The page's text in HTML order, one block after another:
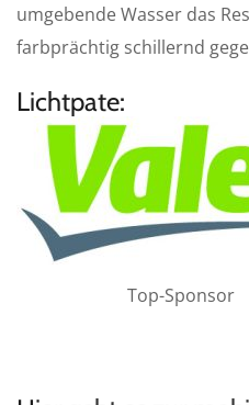
umgebende Wasser das
farbprächtig schillernd
Lichtpate:
Top-Sponsor